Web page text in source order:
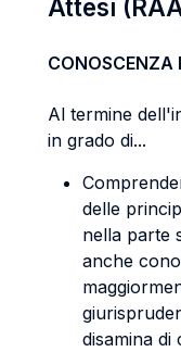
Attesi
CONOSCENZA
Al termine
in grado di...
delle
nella parte
anche
disamina di